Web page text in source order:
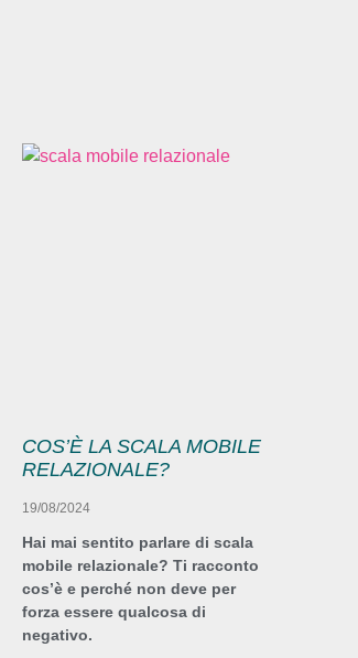
COS’È LA SCALA MOBILE
RELAZIONALE?
19/08/2024
Hai mai sentito parlare di scala
mobile relazionale? Ti racconto
cos’è e perché non deve per
forza essere qualcosa di
negativo.